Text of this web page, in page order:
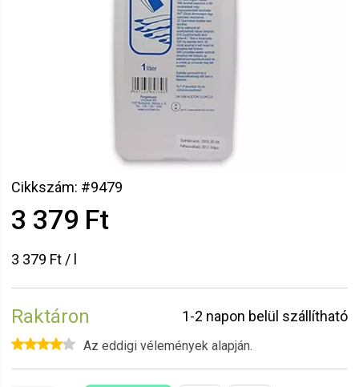
Cikkszám: #9479
3 379 Ft
3 379 Ft / l
Raktáron 1-2 napon belül szállítható
Az eddigi vélemények alapján.